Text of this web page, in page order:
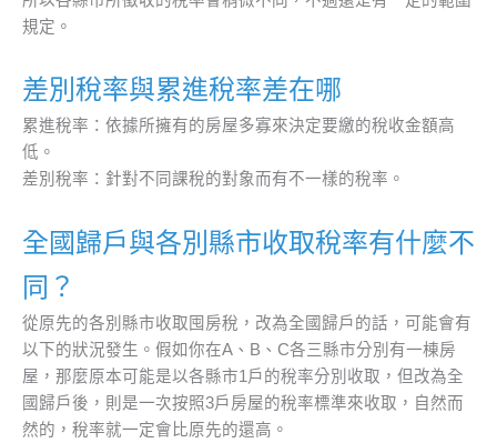
規定。
差別稅率與累進稅率差在哪
累進稅率：依據所擁有的房屋多寡來決定要繳的稅收金額高
低。
差別稅率：針對不同課稅的對象而有不一樣的稅率。
全國歸戶與各別縣市收取稅率有什麼不
同？
從原先的各別縣市收取囤房稅，改為全國歸戶的話，可能會有
以下的狀況發生。假如你在A、B、C各三縣市分別有一棟房
屋，那麼原本可能是以各縣市1戶的稅率分別收取，但改為全
國歸戶後，則是一次按照3戶房屋的稅率標準來收取，自然而
然的，稅率就一定會比原先的還高。